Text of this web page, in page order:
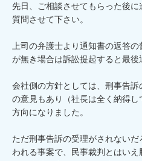
先日、ご相談させてもらった後
質問させて下さい。
上司の弁護士より通知書の返答
が無き場合は訴訟提起すると最後
会社側の方針としては、刑事告
の意見もあり（社長は全く納得
方向になりました。
ただ刑事告訴の受理がされない
われる事案で、民事裁判とはい